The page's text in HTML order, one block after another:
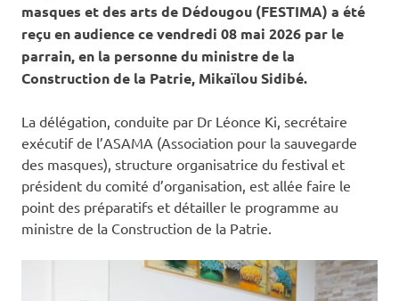
masques et des arts de Dédougou (FESTIMA) a été
reçu en audience ce vendredi 08 mai 2026 par le
parrain, en la personne du ministre de la
Construction de la Patrie, Mikaïlou Sidibé.
La délégation, conduite par Dr Léonce Ki, secrétaire
exécutif de l’ASAMA (Association pour la sauvegarde
des masques), structure organisatrice du festival et
président du comité d’organisation, est allée faire le
point des préparatifs et détailler le programme au
ministre de la Construction de la Patrie.